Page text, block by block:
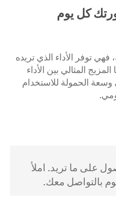
كل يوم
توفر الأداء الذي تريده
المثالي بين الأداء
وسعة الحمولة للاستخدام
على ما تريد. املأ
بالتواصل معك.